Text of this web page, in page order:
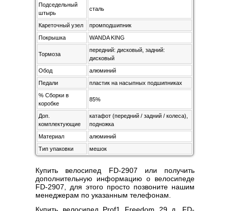
Подседельный
штырь
сталь
Кареточный узел
промподшипник
Покрышка
WANDA KING
Тормоза
передний: дисковый, задний:
дисковый
Обод
алюминий
Педали
пластик на насыпных подшипниках
% Сборки в
коробке
85%
Доп.
комплектующие
катафот (передний / задний / колеса),
подножка
Материал
алюминий
Тип упаковки
мешок
Купить велосипед FD-2907 или получить
дополнительную информацию о велосипеде
FD-2907, для этого просто позвоните нашим
менеджерам по указанным телефонам.